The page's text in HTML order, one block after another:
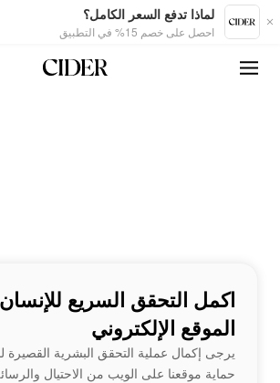
لماذا تدفع السعر الكامل؟
احصل على خصم 15% في التطبيق
اكمل التحقق السريع
الموقع الإلكتروني
يرجى إكمال عملية التحقق البشرية القصيرة
حماية موقعنا على الويب من الاحتيال